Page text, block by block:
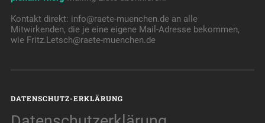
Kontakt direkt: info@raete-muenchen.de an alle
Mitwirkenden, die je eine eigene Mail-Adresse bekommen,
wie Fritz.Letsch@raete-muenchen.de
DATENSCHUTZ-ERKLÄRUNG